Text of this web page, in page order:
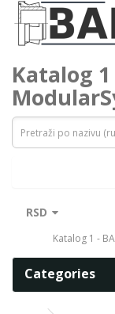
Katalog
RSD
Katalog 1 -
Categories